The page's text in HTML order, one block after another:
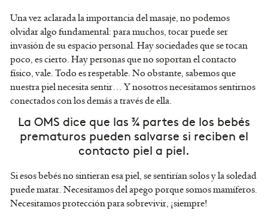
Una vez aclarada la importancia del masaje, no podemos
olvidar algo fundamental: para muchos, tocar puede ser
invasión de su espacio personal. Hay sociedades que se tocan
poco, es cierto. Hay personas que no soportan el contacto
físico, vale. Todo es respetable. No obstante, sabemos que
nuestra piel necesita sentir… Y nosotros necesitamos sentirnos
conectados con los demás a través de ella.
La OMS dice que las ¾ partes de los bebés
prematuros pueden salvarse si reciben el
contacto piel a piel.
Si esos bebés no sintieran esa piel, se sentirían solos y la soledad
puede matar. Necesitamos del apego porque somos mamíferos.
Necesitamos protección para sobrevivir, ¡siempre!